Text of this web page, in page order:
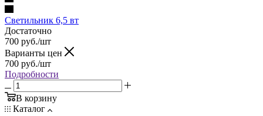
Светильник 6,5 вт
Достаточно
700 руб./шт
Варианты цен
700 руб./шт
Подробности
В корзину
Каталог